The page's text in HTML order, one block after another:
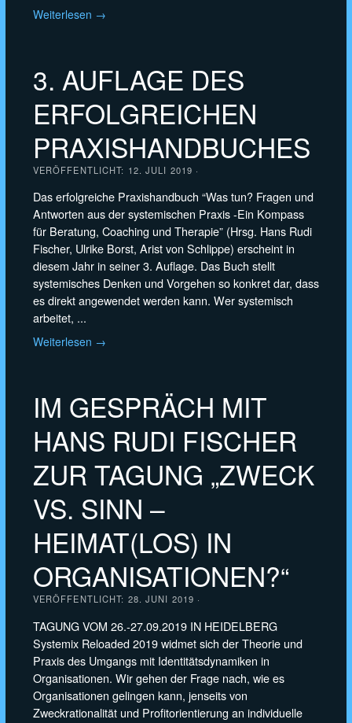
Weiterlesen →
3. AUFLAGE DES
ERFOLGREICHEN
PRAXISHANDBUCHES
VERÖFFENTLICHT: 12. JULI 2019 ·
Das erfolgreiche Praxishandbuch “Was tun? Fragen und
Antworten aus der systemischen Praxis -Ein Kompass
für Beratung, Coaching und Therapie” (Hrsg. Hans Rudi
Fischer, Ulrike Borst, Arist von Schlippe) erscheint in
diesem Jahr in seiner 3. Auflage. Das Buch stellt
systemisches Denken und Vorgehen so konkret dar, dass
es direkt angewendet werden kann. Wer systemisch
arbeitet, ...
Weiterlesen →
IM GESPRÄCH MIT
HANS RUDI FISCHER
ZUR TAGUNG „ZWECK
VS. SINN –
HEIMAT(LOS) IN
ORGANISATIONEN?“
VERÖFFENTLICHT: 28. JUNI 2019 ·
TAGUNG VOM 26.-27.09.2019 IN HEIDELBERG
Systemix Reloaded 2019 widmet sich der Theorie und
Praxis des Umgangs mit Identitätsdynamiken in
Organisationen. Wir gehen der Frage nach, wie es
Organisationen gelingen kann, jenseits von
Zweckrationalität und Profitorientierung an individuelle